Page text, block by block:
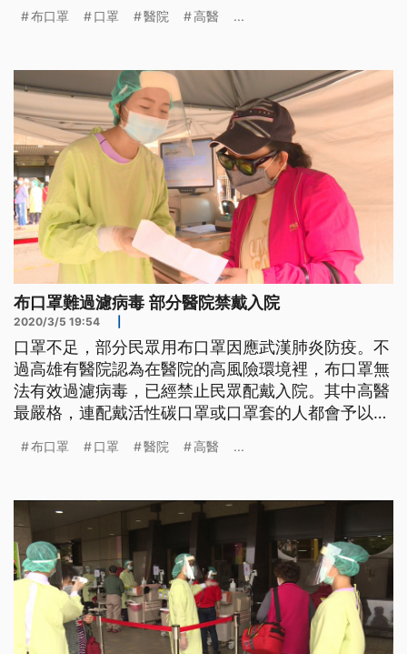
隊刷健保卡接受檢疫，有民眾只戴布口罩，就被攔下
一片醫療用口罩才順利進入醫院；另一位小姐戴著活
性碳口罩，也被攔下來勸離。探病民
布口罩 口罩 醫院 高醫 ...
布口罩難過濾病毒 部分醫院禁戴入院
2020/3/5 19:54
口罩不足，部分民眾用布口罩因應武漢肺炎防疫。不
過高雄有醫院認為在醫院的高風險環境裡，布口罩無
法有效過濾病毒，已經禁止民眾配戴入院。其中高醫
最嚴格，連配戴活性碳口罩或口罩套的人都會予以攔
隊刷健保卡接受檢疫，有民眾只戴布口罩，就被攔下
一片醫療用口罩才順利進入醫院；另一位小姐戴著活
性碳口罩，也被攔下來勸離。探病民
布口罩 口罩 醫院 高醫 ...